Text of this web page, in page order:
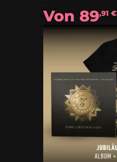
Von 89,91€